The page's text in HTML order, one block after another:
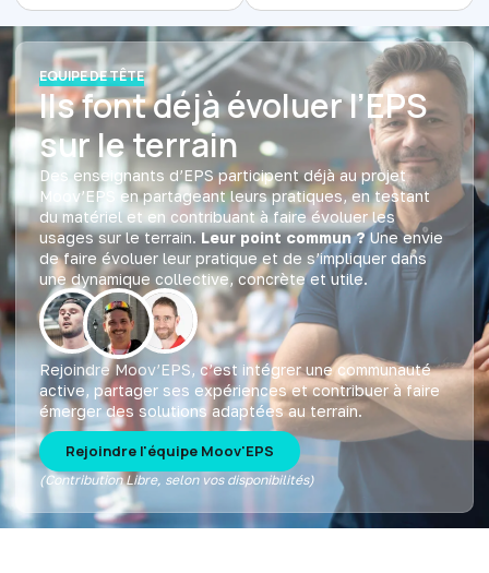
EQUIPE DE TÊTE
Ils font déjà évoluer l’EPS
sur le terrain
Des enseignants d’EPS participent déjà au projet
Moov’EPS en partageant leurs pratiques, en testant
du matériel et en contribuant à faire évoluer les
usages sur le terrain. Leur point commun ?Une envie
de faire évoluer leur pratique et de s’impliquer dans
une dynamique collective, concrète et utile.
Rejoindre Moov’EPS, c’est intégrer une communauté
active, partager ses expériences et contribuer à faire
émerger des solutions adaptées au terrain.
Rejoindre l'équipe Moov'EPS
(Contribution Libre, selon vos disponibilités)